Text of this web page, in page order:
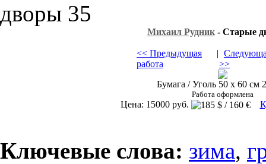
дворы 35
Михаил Рудник- Старые
<< Предыдущая
работа
|
>>
Бумага / Уголь 50 х 60 см
Работа оформлена
Цена: 15000 руб.
Ключевые слова: зима,